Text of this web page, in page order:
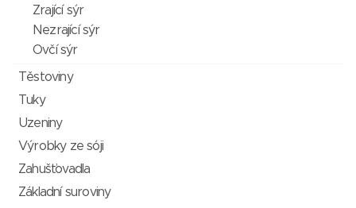
Zrající sýr
Nezrající sýr
Ovčí sýr
Těstoviny
Tuky
Uzeniny
Výrobky ze sóji
Zahušťovadla
Základní suroviny